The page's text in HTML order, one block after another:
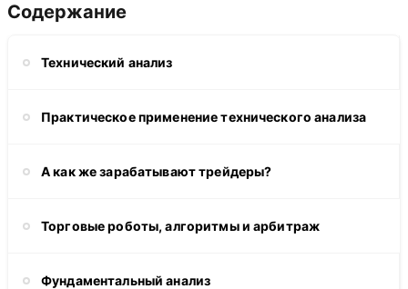
Содержание
Технический анализ
Практическое применение технического анализа
А как же зарабатывают трейдеры?
Торговые роботы, алгоритмы и арбитраж
Фундаментальный анализ